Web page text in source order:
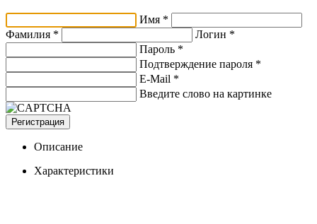
Имя *
Фамилия *
Логин *
Пароль *
Подтверждение пароля *
E-Mail *
Введите слово на картинке
Регистрация
Описание
Характеристики